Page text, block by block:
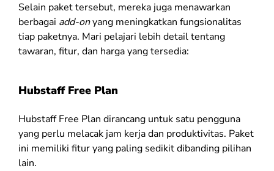
Selain paket tersebut, mereka juga menawarkan
berbagai add-onyang meningkatkan fungsionalitas
tiap paketnya. Mari pelajari lebih detail tentang
tawaran, fitur, dan harga yang tersedia:
Hubstaff Free Plan
Hubstaff Free Plan dirancang untuk satu pengguna
yang perlu melacak jam kerja dan produktivitas. Paket
ini memiliki fitur yang paling sedikit dibanding pilihan
lain.